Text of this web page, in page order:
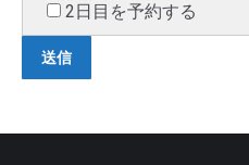
2日目を予約する